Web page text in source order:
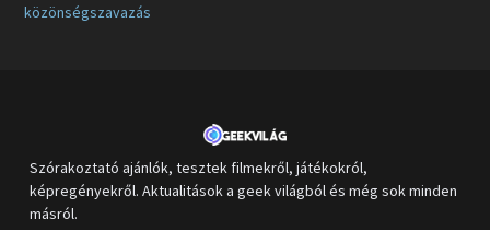
közönségszavazás
Szórakoztató ajánlók, tesztek filmekről, játékokról,
képregényekről. Aktualitások a geek világból és még sok minden
másról.